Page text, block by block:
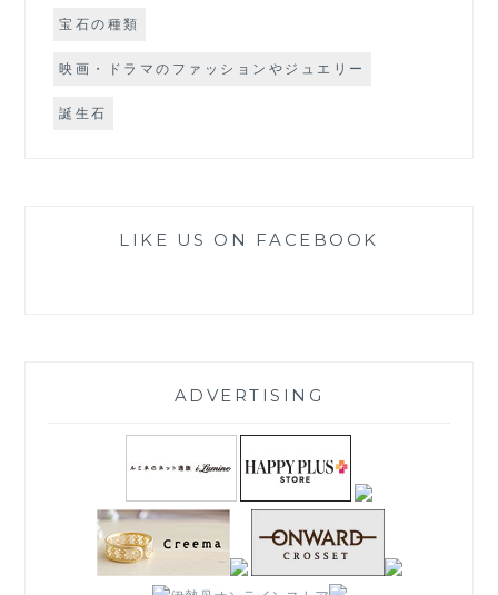
宝石の種類
映画・ドラマのファッションやジュエリー
誕生石
LIKE US ON FACEBOOK
ADVERTISING